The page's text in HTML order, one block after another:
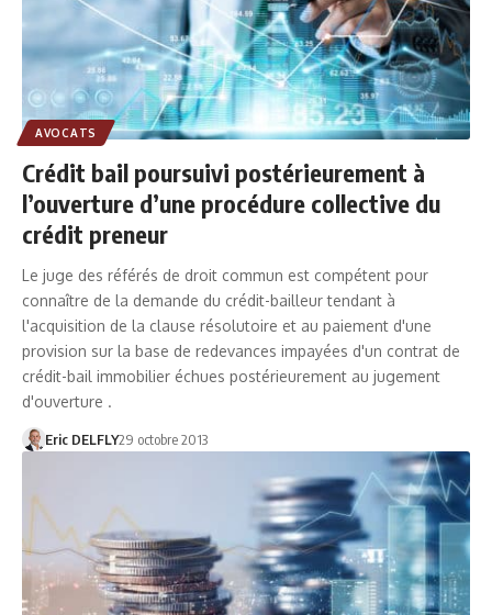
AVOCATS
Crédit bail poursuivi postérieurement à
l’ouverture d’une procédure collective du
crédit preneur
Le juge des référés de droit commun est compétent pour
connaître de la demande du crédit-bailleur tendant à
l'acquisition de la clause résolutoire et au paiement d'une
provision sur la base de redevances impayées d'un contrat de
crédit-bail immobilier échues postérieurement au jugement
d'ouverture .
Eric DELFLY29 octobre 2013